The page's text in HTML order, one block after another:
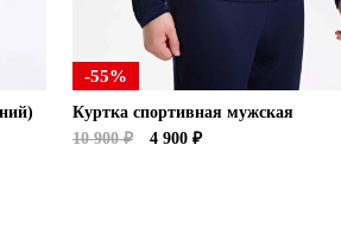
-55%
Куртка спортивная мужская
10 900 ₽
4 900 ₽